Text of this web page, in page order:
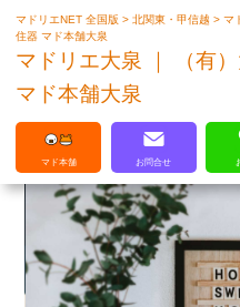
マドリエは
マドリエNET 全国版>北関東・甲信越>マ
住器 マド本舗大泉
マドリエ大泉 ｜ （有
マド本舗大泉
マド本舗 お問合せ